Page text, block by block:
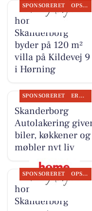
SPONSORERET OPSLAGSTAVLEN
home
Skanderborg
byder på 120 m²
villa på Kildevej 9
i Hørning
SPONSORERET ERHVERV
Skanderborg
Autolakering
biler, køkkener og
møbler nyt liv
SPONSORERET OPSLAGSTAVLEN
home
Skanderborg